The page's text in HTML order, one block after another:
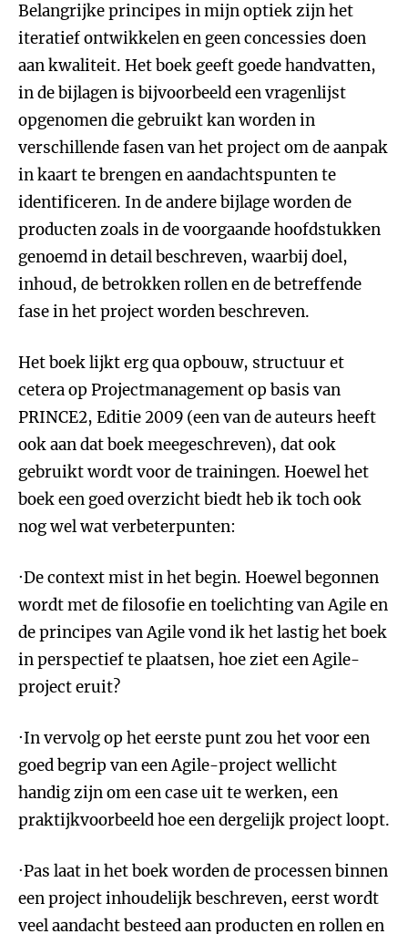
Belangrijke principes in mijn optiek zijn het
iteratief ontwikkelen en geen concessies doen
aan kwaliteit. Het boek geeft goede handvatten,
in de bijlagen is bijvoorbeeld een vragenlijst
opgenomen die gebruikt kan worden in
verschillende fasen van het project om de aanpak
in kaart te brengen en aandachtspunten te
identificeren. In de andere bijlage worden de
producten zoals in de voorgaande hoofdstukken
genoemd in detail beschreven, waarbij doel,
inhoud, de betrokken rollen en de betreffende
fase in het project worden beschreven.
Het boek lijkt erg qua opbouw, structuur et
cetera op Projectmanagement op basis van
PRINCE2, Editie 2009 (een van de auteurs heeft
ook aan dat boek meegeschreven), dat ook
gebruikt wordt voor de trainingen. Hoewel het
boek een goed overzicht biedt heb ik toch ook
nog wel wat verbeterpunten:
·De context mist in het begin. Hoewel begonnen
wordt met de filosofie en toelichting van Agile en
de principes van Agile vond ik het lastig het boek
in perspectief te plaatsen, hoe ziet een Agile-
project eruit?
·In vervolg op het eerste punt zou het voor een
goed begrip van een Agile-project wellicht
handig zijn om een case uit te werken, een
praktijkvoorbeeld hoe een dergelijk project loopt.
·Pas laat in het boek worden de processen binnen
een project inhoudelijk beschreven, eerst wordt
veel aandacht besteed aan producten en rollen en